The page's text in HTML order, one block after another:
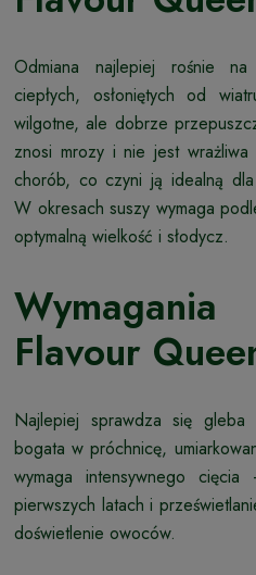
Odmiana najlepiej rośnie na
ciepłych, osłoniętych od
wilgotne, ale dobrze
znosi mrozy i nie jest wrażliwa
chorób, co czyni ją idealną
W okresach suszy wymaga
optymalną wielkość i słodycz.
Flavour
Najlepiej sprawdza się
bogata w próchnicę,
wymaga intensywnego
pierwszych latach i
doświetlenie owoców.